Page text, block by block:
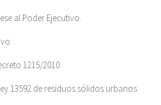
al Poder Ejecutivo.
1215/2010
13592 de residuos sólidos urbanos